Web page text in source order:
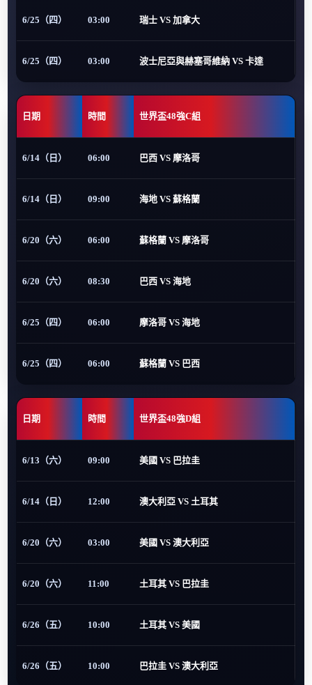
6/25（四） 03:00 瑞士 VS 加拿大
6/25（四） 03:00 波士尼亞與赫塞哥維納 VS 卡達
日期 時間 世界盃48強C組
6/14（日） 06:00 巴西 VS 摩洛哥
6/14（日） 09:00 海地 VS 蘇格蘭
6/20（六） 06:00 蘇格蘭 VS 摩洛哥
6/20（六） 08:30 巴西 VS 海地
6/25（四） 06:00 摩洛哥 VS 海地
6/25（四） 06:00 蘇格蘭 VS 巴西
日期 時間 世界盃48強D組
6/13（六） 09:00 美國 VS 巴拉圭
6/14（日） 12:00 澳大利亞 VS 土耳其
6/20（六） 03:00 美國 VS 澳大利亞
6/20（六） 11:00 土耳其 VS 巴拉圭
6/26（五） 10:00 土耳其 VS 美國
6/26（五） 10:00 巴拉圭 VS 澳大利亞